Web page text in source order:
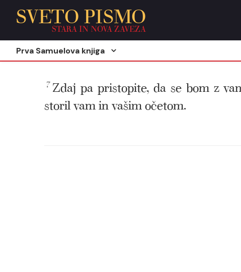
SVETO PISMO
STARA IN NOVA ZAVEZA
Prva Samuelova knjiga
7 Zdaj pa pristopite, da se bom z
storil vam in vašim očetom.